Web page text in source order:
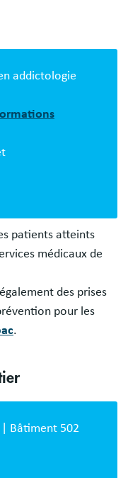
addictologie
patients atteints
médicaux de
des prises
pour les
.
Bâtiment 502